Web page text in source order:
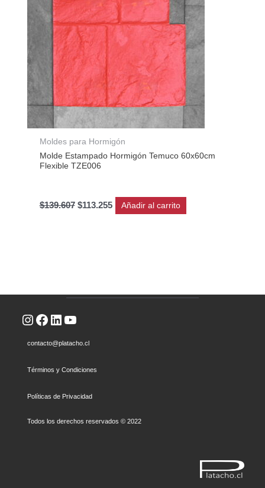
Moldes para Hormigón
Molde Estampado Hormigón Temuco 60x60cm
Flexible TZE006
$139.607 $113.255 Añadir al carrito
Instagram
Facebook
LinkedIn
YouTube
contacto@platacho.cl
Términos y Condiciones
Políticas de Privacidad
Todos los derechos reservados © 2022